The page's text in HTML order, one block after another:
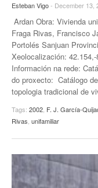
Esteban Vigo- December 13,
Ardan Obra: Vivienda
Fraga Rivas, Francisco
Portolés Sanjuan
Xeolocalización:
Información na rede:
do proxecto: Catálogo
topologia tradicional de
Tags: 2002 F. J. García-
Rivas unifamiliar